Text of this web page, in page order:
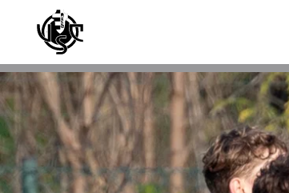
Skip to main content